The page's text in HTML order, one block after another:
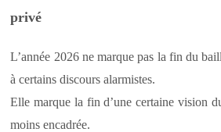
privé
L’année 2026 ne marque pas la fin du
à certains discours alarmistes.
Elle marque la fin d’une certaine vision
moins encadrée.